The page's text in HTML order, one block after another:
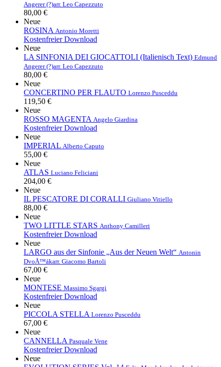
Angerer (?)arr. Leo Capezzuto
80,00 €
Neue
ROSINA Antonio Moretti
Kostenfreier Download
Neue
LA SINFONIA DEI GIOCATTOLI (Italienisch Text) Edmund
Angerer (?)arr. Leo Capezzuto
80,00 €
Neue
CONCERTINO PER FLAUTO Lorenzo Pusceddu
119,50 €
Neue
ROSSO MAGENTA Angelo Giardina
Kostenfreier Download
Neue
IMPERIAL Alberto Caputo
55,00 €
Neue
ATLAS Luciano Feliciani
204,00 €
Neue
IL PESCATORE DI CORALLI Giuliano Vitiello
88,00 €
Neue
TWO LITTLE STARS Anthony Camilleri
Kostenfreier Download
Neue
LARGO aus der Sinfonie „Aus der Neuen Welt“ Antonin
DvoÅ™ákarr. Giacomo Bartoli
67,00 €
Neue
MONTESE Massimo Sgargi
Kostenfreier Download
Neue
PICCOLA STELLA Lorenzo Pusceddu
67,00 €
Neue
CANNELLA Pasquale Vene
Kostenfreier Download
Neue